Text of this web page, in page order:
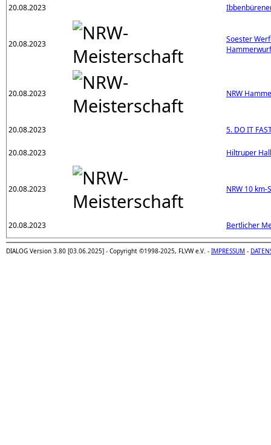
20.08.2023
20.08.2023
Soester
20.08.2023 NRW
20.08.2023 5. DO IT
20.08.2023 Hiltruper
20.08.2023 NRW 10
20.08.2023 Bertlicher
DIALOG Version 3.80 [03.06.2025] - Copyright ©1998-2025, FLVW e.V. - IMPRESSUM -